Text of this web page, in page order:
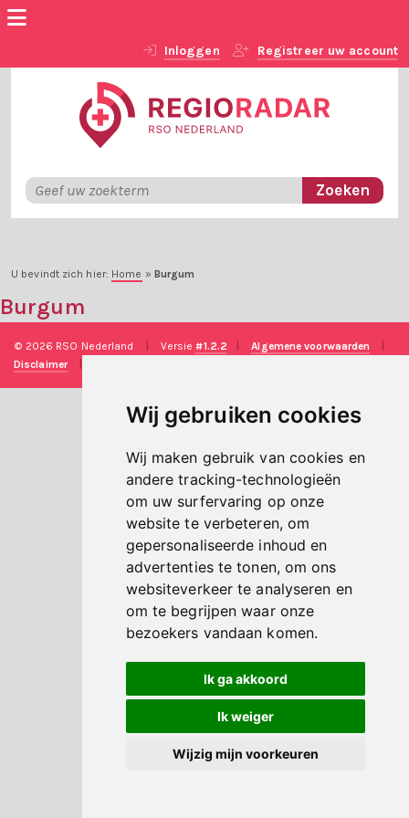
Wij gebruiken cookies
Wij maken gebruik van cookies en
andere tracking-technologieën
om uw surfervaring op onze
website te verbeteren, om
gepersonaliseerde inhoud en
advertenties te tonen, om ons
websiteverkeer te analyseren en
om te begrijpen waar onze
bezoekers vandaan komen.
Ik ga akkoord
Ik weiger
Wijzig mijn voorkeuren
Inloggen Registreer uw account
U bevindt zich hier: Home » Burgum
Burgum
© 2026 RSO Nederland Versie#1.2.2 Algemene voorwaarden
Disclaimer